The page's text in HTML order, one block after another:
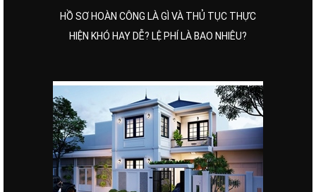
HỒ SƠ HOÀN CÔNG LÀ GÌ VÀ THỦ TỤC THỰC
HIỆN KHÓ HAY DỄ? LỆ PHÍ LÀ BAO NHIÊU?